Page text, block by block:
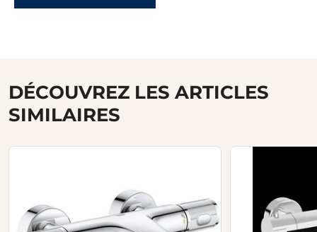
DÉCOUVREZ LES ARTICLES
SIMILAIRES